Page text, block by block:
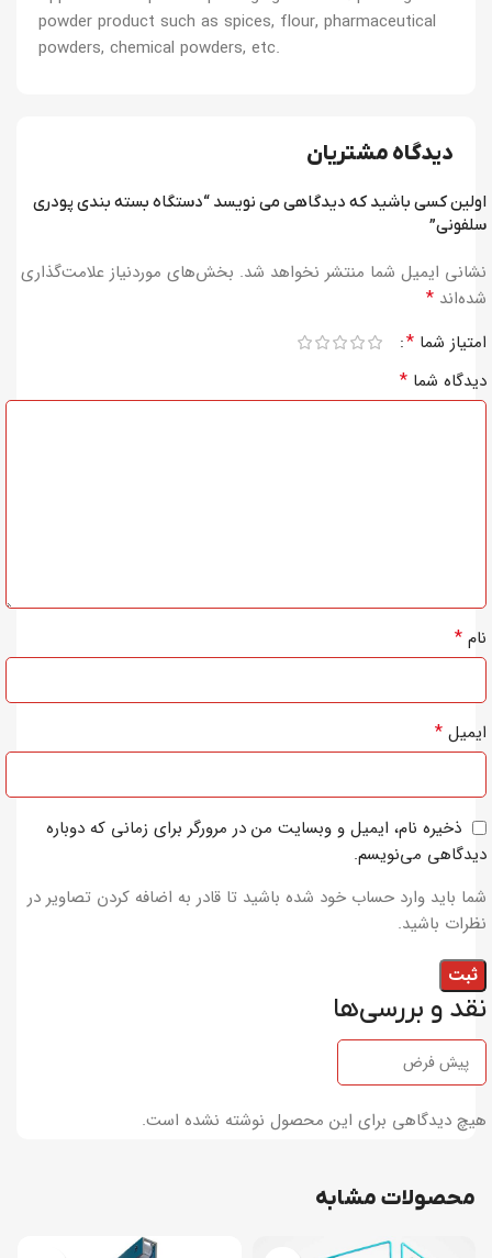
powder product such as spices, flour, pharmaceutical
powders, chemical powders, etc.
دیدگاه مشتریان
نقد و بررسی‌ها
هیچ دیدگاهی برای این محصول نوشته نشده است.
اولین کسی باشید که دیدگاهی می نویسد “دستگاه بسته بندی پودری
سلفونی”
نشانی ایمیل شما منتشر نخواهد شد. بخش‌های موردنیاز علامت‌گذاری
شده‌اند *
امتیاز شما *
دیدگاه شما *
نام *
ایمیل *
ذخیره نام، ایمیل و وبسایت من در مرورگر برای زمانی که دوباره
دیدگاهی می‌نویسم.
شما باید وارد حساب خود شده باشید تا قادر به اضافه کردن تصاویر در
نظرات باشید.
محصولات مشابه